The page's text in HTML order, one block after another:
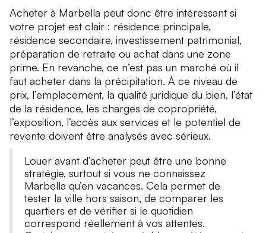
Acheter à Marbella peut donc être intéressant si
votre projet est clair : résidence principale,
résidence secondaire, investissement patrimonial,
préparation de retraite ou achat dans une zone
prime. En revanche, ce n’est pas un marché où il
faut acheter dans la précipitation. À ce niveau de
prix, l’emplacement, la qualité juridique du bien, l’état
de la résidence, les charges de copropriété,
l’exposition, l’accès aux services et le potentiel de
revente doivent être analysés avec sérieux.
Louer avant d’acheter peut être une bonne
stratégie, surtout si vous ne connaissez
Marbella qu’en vacances. Cela permet de
tester la ville hors saison, de comparer les
quartiers et de vérifier si le quotidien
correspond réellement à vos attentes.